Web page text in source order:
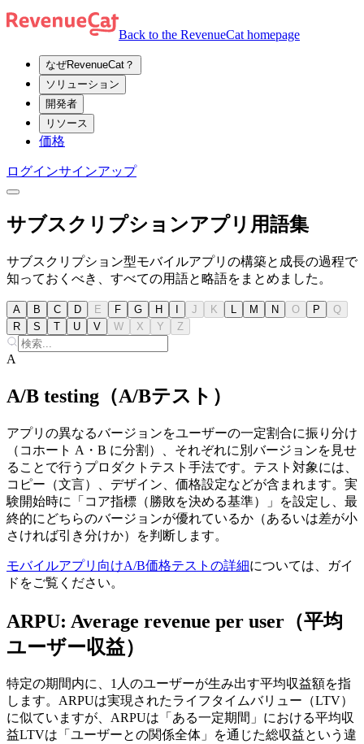
Back to the RevenueCat homepage
なぜRevenueCat？
ソリューション
開発者
リソース
価格
ログインサインアップ
サブスクリプションアプリ用語集
サブスクリプション型モバイルアプリの構築と成長の過程で
知っておくべき、すべての用語と略語をまとめました。
A B C D E F G H J K M N O P
Q
R
S T U V W X Y Z
A
A/B testing（A/Bテスト）
アプリの異なるバージョンをユーザーの一定割合に振り分け
（コホート A・B に分割）、それぞれに別バージョンを見せ
ることで行うプロダクトテスト手法です。 テスト対象には、
コピー（文言）、デザイン、価格設定などが含まれます。 実
験開始時に「コア指標（勝敗を決める基準）」を設定し、最
終的にどちらのバージョンが優れているか（あるいは差が小
さければ引き分けか）を判断します。
モバイルアプリ向けA/B価格テストの詳細については、ガイ
ドをご覧ください。
ARPU: Average revenue per user（平均
ユーザー収益）
特定の期間内に、1人のユーザーが生み出す平均収益額を指
します。 ARPUは実現されたライフタイムバリュー（LTV）
に似ていますが、 ARPUは「ある一定期間」における平均収
益LTVは「ユーザーとの関係全体」を通じた総収益という違